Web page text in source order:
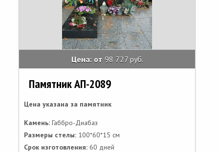
Цена: от 98 727 руб.
Памятник АП-2089
Цена указана за памятник
Камень: Габбро-Диабаз
Размеры стелы: 100*60*15 см
Срок изготовления: 60 дней